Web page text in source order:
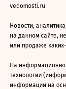
vedomosti.ru
Новости,
на данном сайте,
или продаже
На
технологии
информации на